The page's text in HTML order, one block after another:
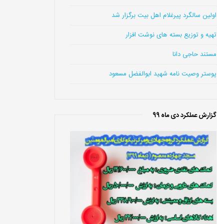
اولین سالگرد پیرغلام اهل بیت برگزار شد
تهیه و توزیع بسته های نوشت افزار
مستند حاجی دانا
پوستر وصیت نامه شهید ابوالفضل مسعود
گزارش عملکرد دی ماه 99